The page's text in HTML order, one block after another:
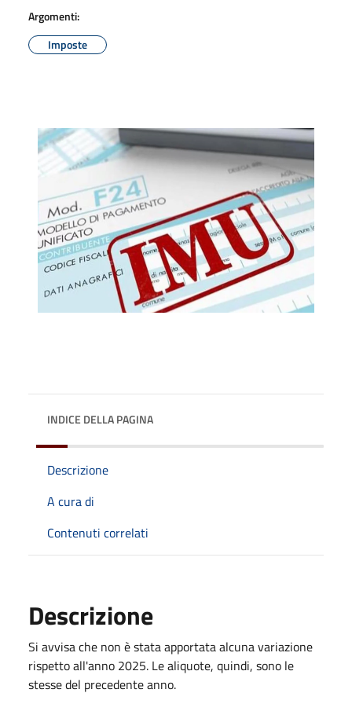
Argomenti:
Imposte
INDICE DELLA PAGINA
Descrizione
A cura di
Contenuti correlati
Descrizione
Si avvisa che non è stata apportata alcuna variazione
rispetto all'anno 2025. Le aliquote, quindi, sono le
stesse del precedente anno.